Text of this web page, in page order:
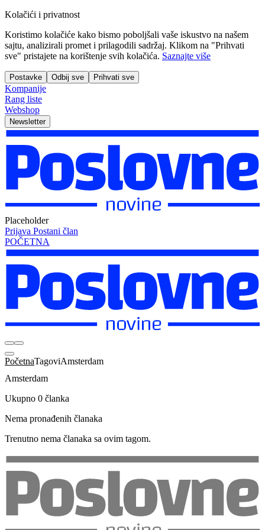
Kolačići i privatnost
Koristimo kolačiće kako bismo poboljšali vaše iskustvo na našem
sajtu, analizirali promet i prilagodili sadržaj. Klikom na "Prihvati
sve" pristajete na korištenje svih kolačića. Saznajte više
Postavke Odbij sve Prihvati sve
Kompanije
Rang liste
Webshop
Newsletter
Placeholder
Prijava Postani član
POČETNA
PočetnaTagoviAmsterdam
Amsterdam
Ukupno 0 članka
Nema pronađenih članaka
Trenutno nema članaka sa ovim tagom.